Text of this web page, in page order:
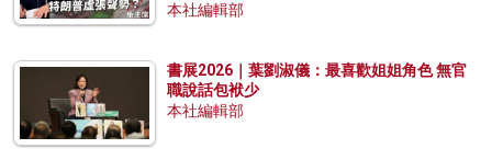
本社編輯部
書展2026｜葉劉淑儀：最喜歡姐姐角色 無官
職說話包袱少
本社編輯部